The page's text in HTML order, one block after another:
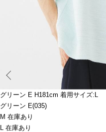
グリーン E H181cm 着用サイズ:L
グリーン E(035)
M 在庫あり
L 在庫あり